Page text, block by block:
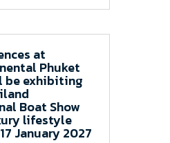
at
Phuket
be exhibiting
Boat Show
lifestyle
January 2027